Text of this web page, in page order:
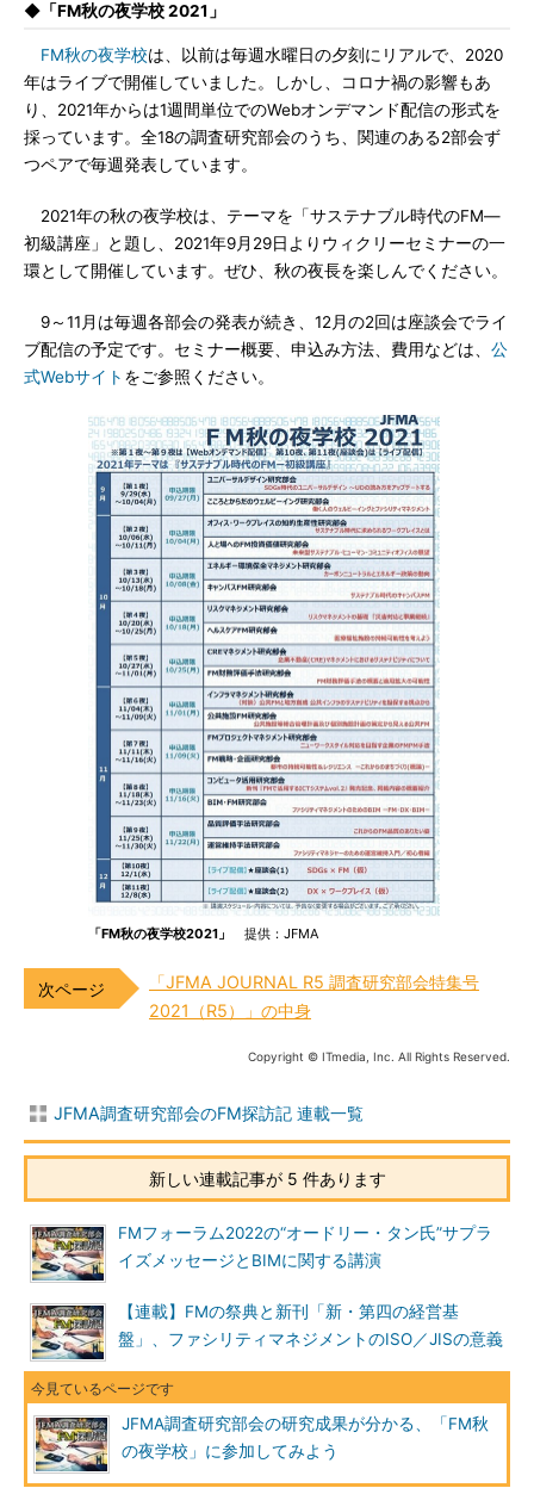
◆「FM秋の夜学校 2021」
FM秋の夜学校は、以前は毎週水曜日の夕刻にリアルで、2020
年はライブで開催していました。しかし、コロナ禍の影響もあ
り、2021年からは1週間単位でのWebオンデマンド配信の形式を
採っています。全18の調査研究部会のうち、関連のある2部会ず
つペアで毎週発表しています。
2021年の秋の夜学校は、テーマを「サステナブル時代のFM―
初級講座」と題し、2021年9月29日よりウィクリーセミナーの一
環として開催しています。ぜひ、秋の夜長を楽しんでください。
9～11月は毎週各部会の発表が続き、12月の2回は座談会でライ
ブ配信の予定です。セミナー概要、申込み方法、費用などは、 公
式Webサイト をご参照ください。
「FM秋の夜学校2021」 提供：JFMA
「JFMA JOURNAL R5 調査研究部会特集号
2021（R5）」の中身
Copyright © ITmedia, Inc. All Rights Reserved.
JFMA調査研究部会のFM探訪記 連載一覧
新しい連載記事が 5 件あります
FMフォーラム2022の“オードリー・タン氏”サプラ
イズメッセージとBIMに関する講演
【連載】FMの祭典と新刊「新・第四の経営基
盤」、ファシリティマネジメントのISO／JISの意義
JFMA調査研究部会の研究成果が分かる、「FM秋
の夜学校」に参加してみよう